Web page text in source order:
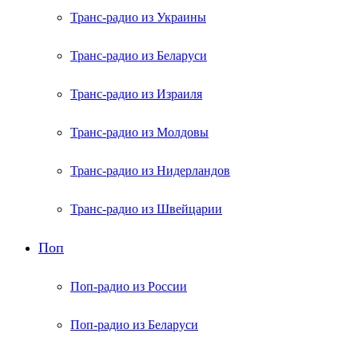
Транс-радио из Украины
Транс-радио из Беларуси
Транс-радио из Израиля
Транс-радио из Молдовы
Транс-радио из Нидерландов
Транс-радио из Швейцарии
Поп
Поп-радио из России
Поп-радио из Беларуси